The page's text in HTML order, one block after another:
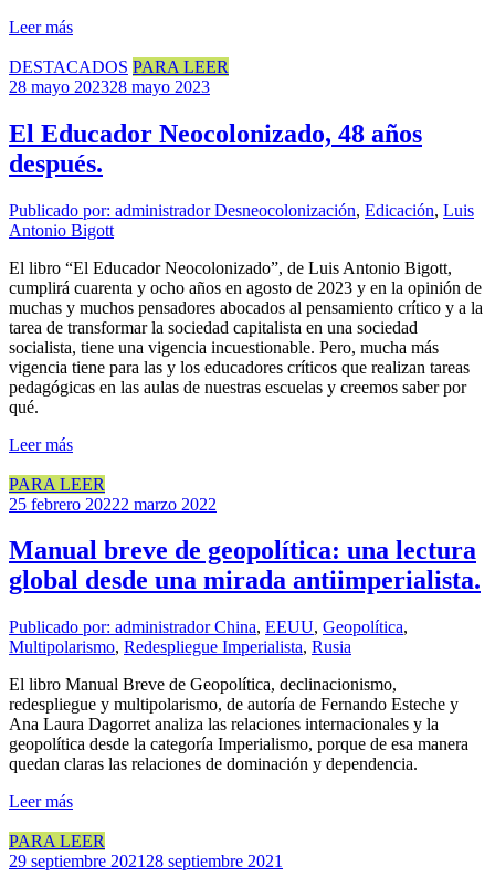
Leer más
DESTACADOS PARA LEER
28 mayo 202328 mayo 2023
El Educador Neocolonizado, 48 años
después.
Publicado por: administradorDesneocolonización, Edicación, Luis
Antonio Bigott
El libro “El Educador Neocolonizado”, de Luis Antonio Bigott,
cumplirá cuarenta y ocho años en agosto de 2023 y en la opinión de
muchas y muchos pensadores abocados al pensamiento crítico y a la
tarea de transformar la sociedad capitalista en una sociedad
socialista, tiene una vigencia incuestionable. Pero, mucha más
vigencia tiene para las y los educadores críticos que realizan tareas
pedagógicas en las aulas de nuestras escuelas y creemos saber por
qué.
Leer más
PARA LEER
25 febrero 20222 marzo 2022
Manual breve de geopolítica: una lectura
global desde una mirada antiimperialista.
Publicado por: administradorChina, EEUU, Geopolítica,
Multipolarismo, Redespliegue Imperialista, Rusia
El libro Manual Breve de Geopolítica, declinacionismo,
redespliegue y multipolarismo, de autoría de Fernando Esteche y
Ana Laura Dagorret analiza las relaciones internacionales y la
geopolítica desde la categoría Imperialismo, porque de esa manera
quedan claras las relaciones de dominación y dependencia.
Leer más
PARA LEER
29 septiembre 2021 28 septiembre 2021